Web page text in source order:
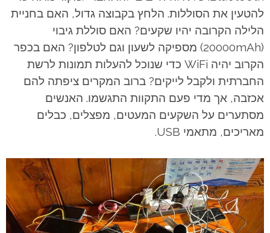
להטעין את הסוללות. הלחץ בקבוצה גדול, האם בחניית
הלילה הקרובה יהיו שקעים? האם סוללת גיבוי
(20000mAh) מספיקה לשעון וגם לטלפון? האם בכפר
הקרוב יהיה WiFi כדי שנוכל להעלות תמונות לרשת
החברתית ולקבל לייקים? ברוב המקרים ציפתה להם
אכזבה, אך מדי פעם התקוות התגשמו. האנשים
מסתערים על השקעים המעטים, מפצלים, כבלים
מאריכים, מתאמי USB.